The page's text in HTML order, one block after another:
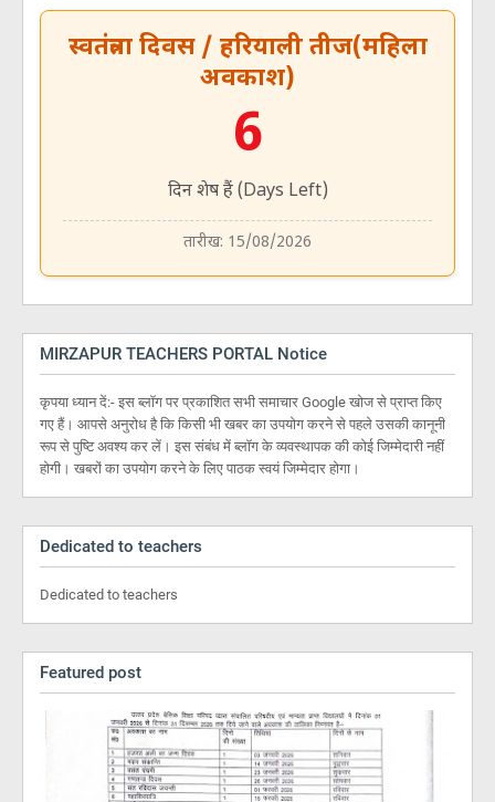
स्वतंत्रता दिवस / हरियाली तीज(महिला
अवकाश)
6
दिन शेष हैं (Days Left)
तारीख: 15/08/2026
MIRZAPUR TEACHERS PORTAL Notice
कृपया ध्यान दें:- इस ब्लॉग पर प्रकाशित सभी समाचार Google खोज से प्राप्त किए
गए हैं। आपसे अनुरोध है कि किसी भी खबर का उपयोग करने से पहले उसकी कानूनी
रूप से पुष्टि अवश्य कर लें। इस संबंध में ब्लॉग के व्यवस्थापक की कोई जिम्मेदारी नहीं
होगी। खबरों का उपयोग करने के लिए पाठक स्वयं जिम्मेदार होगा।
Dedicated to teachers
Dedicated to teachers
Featured post